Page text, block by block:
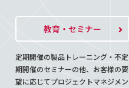
教育・セミナー
定期開催の製品トレーニング・不定
期開催のセミナーの他、お客様の要
望に応じてプロジェクトマネジメン